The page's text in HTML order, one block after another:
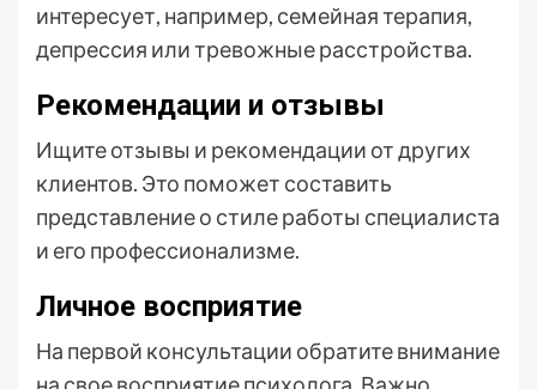
интересует, например, семейная терапия,
депрессия или тревожные расстройства.
Рекомендации и отзывы
Ищите отзывы и рекомендации от других
клиентов. Это поможет составить
представление о стиле работы специалиста
и его профессионализме.
Личное восприятие
На первой консультации обратите внимание